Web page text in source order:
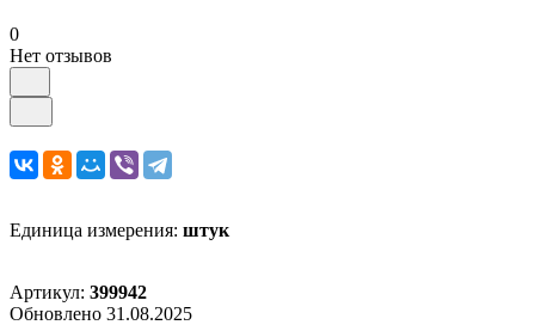
0
Нет отзывов
Единица измерения: штук
Артикул: 399942
Обновлено 31.08.2025